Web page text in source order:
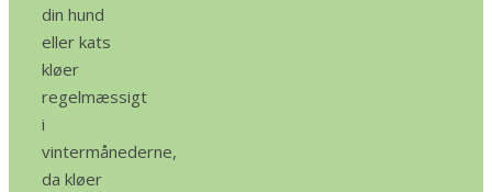
din hund
eller kats
kløer
regelmæssigt
i
vintermånederne,
da kløer